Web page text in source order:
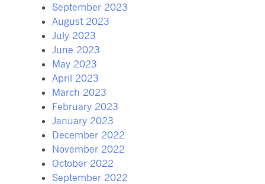
September 2023
August 2023
July 2023
June 2023
May 2023
April 2023
March 2023
February 2023
January 2023
December 2022
November 2022
October 2022
September 2022